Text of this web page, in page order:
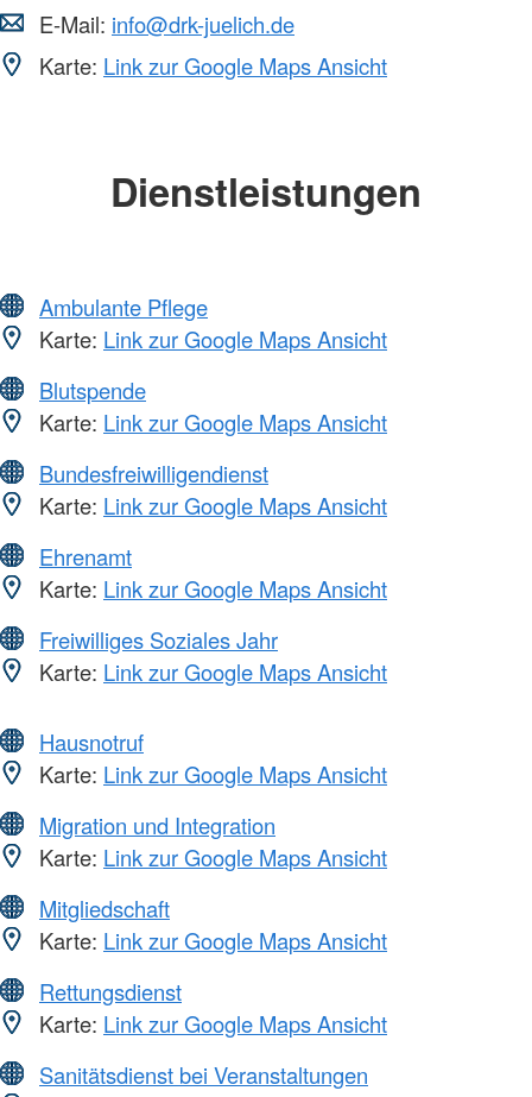
E-Mail: info@drk-juelich.de
Karte: Link zur Google Maps Ansicht
Dienstleistungen
Ambulante Pflege
Karte: Link zur Google Maps Ansicht
Blutspende
Karte: Link zur Google Maps Ansicht
Bundesfreiwilligendienst
Karte: Link zur Google Maps Ansicht
Ehrenamt
Karte: Link zur Google Maps Ansicht
Freiwilliges Soziales Jahr
Karte: Link zur Google Maps Ansicht
Hausnotruf
Karte: Link zur Google Maps Ansicht
Migration und Integration
Karte: Link zur Google Maps Ansicht
Mitgliedschaft
Karte: Link zur Google Maps Ansicht
Rettungsdienst
Karte: Link zur Google Maps Ansicht
Sanitätsdienst bei Veranstaltungen